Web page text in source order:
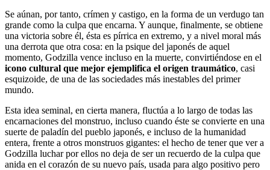
Se aúnan, por tanto, crímen y castigo, en la forma de un verdugo tan
grande como la culpa que encarna. Y aunque, finalmente, se obtiene
una victoria sobre él, ésta es pírrica en extremo, y a nivel moral más
una derrota que otra cosa: en la psique del japonés de aquel
momento, Godzilla vence incluso en la muerte, convirtiéndose en el
icono cultural que mejor ejemplifica el origen traumático, casi
esquizoide, de una de las sociedades más inestables del primer
mundo.
Esta idea seminal, en cierta manera, fluctúa a lo largo de todas las
encarnaciones del monstruo, incluso cuando éste se convierte en una
suerte de paladín del pueblo japonés, e incluso de la humanidad
entera, frente a otros monstruos gigantes: el hecho de tener que ver a
Godzilla luchar por ellos no deja de ser un recuerdo de la culpa que
anida en el corazón de su nuevo país, usada para algo positivo pero